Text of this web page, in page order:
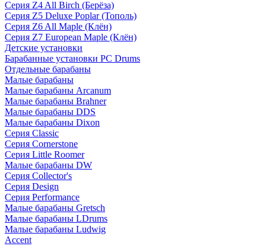
Серия Z4 All Birch (Берёза)
Серия Z5 Deluxe Poplar (Тополь)
Серия Z6 All Maple (Клён)
Серия Z7 European Maple (Клён)
Детские установки
Барабанные установки PC Drums
Отдельные барабаны
Малые барабаны
Малые барабаны Arcanum
Малые барабаны Brahner
Малые барабаны DDS
Малые барабаны Dixon
Серия Classic
Серия Cornerstone
Серия Little Roomer
Малые барабаны DW
Серия Collector's
Серия Design
Серия Performance
Малые барабаны Gretsch
Малые барабаны LDrums
Малые барабаны Ludwig
Accent